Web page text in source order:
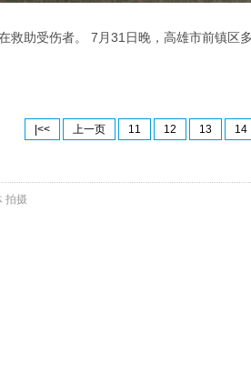
助受伤者。 7月31日晚，高雄市前镇区
|<< 上一页 11 12 13 14
拍摄